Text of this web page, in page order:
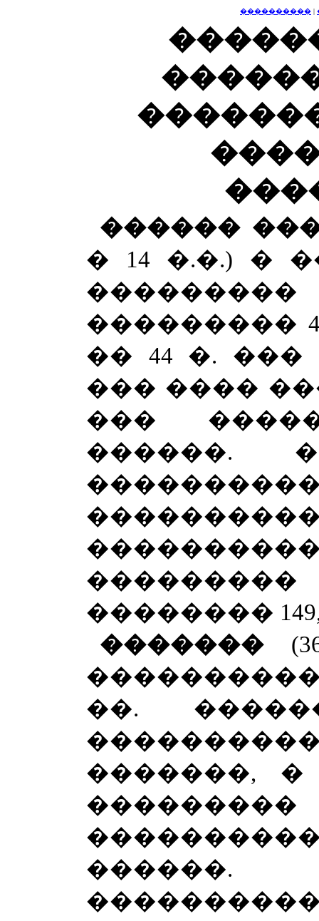
���������� |
������
� 14 �.�.) �
���������
�� 44 �. ���
��� ����
���
������.
�������� 149,
�������
�����������
��.
�������,